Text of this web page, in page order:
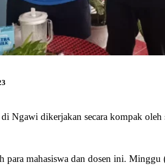
Ngawi dikerjakan secara kompak
mahasiswa dan dosen ini. Minggu